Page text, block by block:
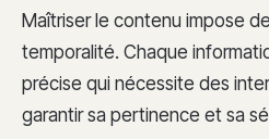
Maîtriser le contenu impose
temporalité. Chaque
précise qui nécessite des
garantir sa pertinence et sa